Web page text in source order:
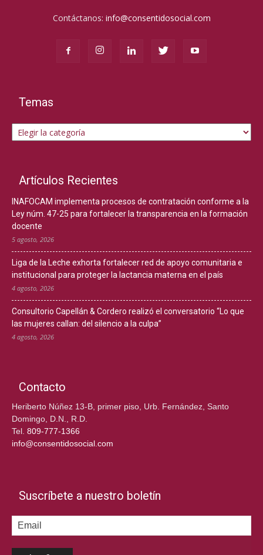
Contáctanos: info@consentidosocial.com
Temas
Temas
Artículos Recientes
INAFOCAM implementa procesos de contratación conforme a la
Ley núm. 47-25 para fortalecer la transparencia en la formación
docente
5 agosto, 2026
Liga de la Leche exhorta fortalecer red de apoyo comunitaria e
institucional para proteger la lactancia materna en el país
4 agosto, 2026
Consultorio Capellán & Cordero realizó el conversatorio “Lo que
las mujeres callan: del silencio a la culpa”
4 agosto, 2026
Contacto
Heriberto Núñez 13-B, primer piso, Urb. Fernández, Santo
Domingo, D.N., R.D.
Tel. 809-777-1366
info@consentidosocial.com
Suscríbete a nuestro boletín